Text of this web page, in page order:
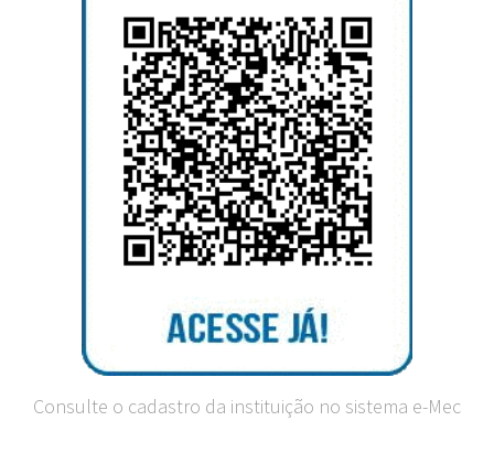
Consulte o cadastro da instituição no sistema e-Mec